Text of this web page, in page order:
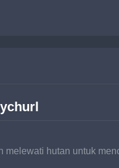
melewati hutan untuk